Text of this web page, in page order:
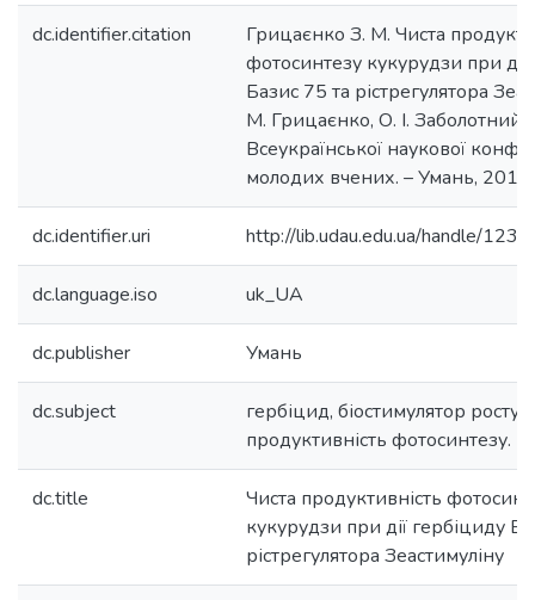
dc.identifier.citation
Грицаєнко З. М. Чиста
фотосинтезу кукурудзи при дії
Базис 75 та рістрегулятора
М. Грицаєнко, О. І. Заболотний
Всеукраїнської наукової
молодих вчених. – Умань,
dc.identifier.uri http://lib.udau.edu.ua/handle/
dc.language.iso uk_UA
dc.publisher Умань
dc.subject
гербіцид, біостимулятор росту,
продуктивність фотосинтезу.
dc.title
Чиста продуктивність
кукурудзи при дії гербіциду
рістрегулятора Зеастимуліну